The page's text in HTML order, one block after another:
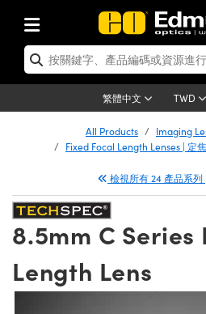
繁體中文 TWD
| 光學產品
| 光學濾光片
Optics | 偏振光學元件
| 分光鏡
Optics | 雷射光學
| 雷射濾光片
| 超快光學
器
| 光機組件
System | 光學籠式系統
| 臺式系統
and Breadboards | 光學平臺和
| 電動平臺
| 顯微鏡
| Mitutoyo 物鏡
| Nikon 物鏡
| ZEISS 物鏡
Microscopes
| 雷射
and Electronics | 雷射量
| 雷射用光機模組
Lenses | 成像鏡頭
Lenses | 定焦鏡頭
| 遠心鏡頭
Magnification Lenses
| 相機
Cameras | Gigabit乙太網相機
Cameras | Teledyne Dalsa 相
Cameras | Allied Vision 相機
and Illumination | 照明
Lighting | 機器視覺光源
|顯微鏡照明
| 雷射光源
| 其他光源
| 光源配件
Targets | 測試板
Targets | 解析度測試板
Targets | 畸變測試版
Level Test Targets | 色卡測試板
and Detection | 測試與監測
| 光學度量
Solutions | 機器視覺方案
and Electronics | 雷射量
測器
大器
and Production | 實驗室和生產
| 清潔用品
Handling Tools | 零件夾持用品
| 光學膠
用選購
| 光譜儀
Imaging
By Brand
Products | 新品專區
Lenses
| 清倉品
| 清倉光學產品
| 清倉顯微鏡
Lenses | 清倉成像鏡頭
Products | 重新認證產品
| 重新認證光學產品
| 重新認證光機組
| 重新認證雷射
| 重新認證顯微鏡
Lenses | 重新認證成像鏡頭
All Products
Imaging
Fixed Focal Length Lenses | 定
檢視所有 24 產品系列
8.5mm C Series
Length Lens